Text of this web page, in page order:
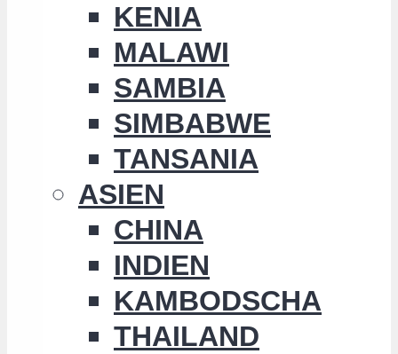
KENIA
MALAWI
SAMBIA
SIMBABWE
TANSANIA
ASIEN
CHINA
INDIEN
KAMBODSCHA
THAILAND